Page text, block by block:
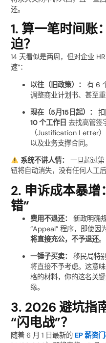
还。
1. 算一笔时间账
迫？
14 天看似是两周，但对企业
速”：
以往（旧政策）：
有 6
调整商业计划书、甚至重
现在（5月15日起）：
10 个工作日 去找高管签
（Justification Letter
以及业务支撑合同。
系统不讲人情：
一旦超过第
钮将自动消失，没有任何人工
2. 申诉成本暴增
错”
费用不退还：
新政明确
“Appeal” 程序，即使因
将直接充公，不予退还。
一锤子买卖：
移民局特
将直接不予考虑。这意
格的材料，你的这名关
缘。
3. 2026 避坑指
“闪电战”？
随着 6 月 1 日最新的 EP 薪资